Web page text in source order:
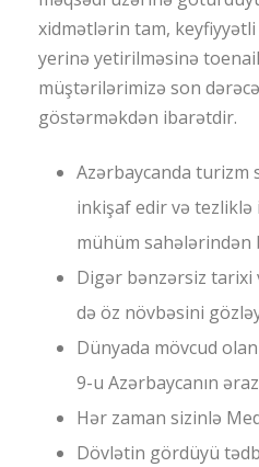
xidmətlərin tam,
yerinə yetirilməsinə
müştərilərimizə son
göstərməkdən ibarətdir.
Azərbaycanda turizm
inkişaf edir və tezliklə
mühüm sahələrindən
Digər bənzərsiz
də öz növbəsini
Dünyada mövcud
9-u Azərbaycanın
Hər zaman sizinlə
Dövlətin gördüyü